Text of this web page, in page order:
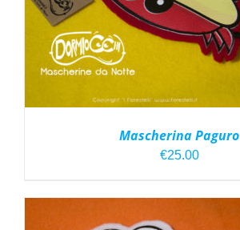
AGGIUNGI AL CARRELLO
/
Mascherina Paguro
€25.00